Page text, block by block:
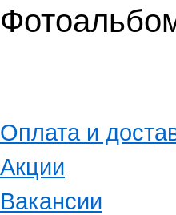
Оплата и
Акции
Вакансии